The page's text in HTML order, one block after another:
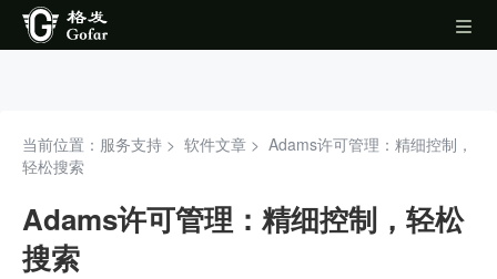
当前位置：服务支持 > 软件文章 > Adams许可管理：精细控制，
轻松搜索
Adams许可管理：精细控制，轻松
搜索